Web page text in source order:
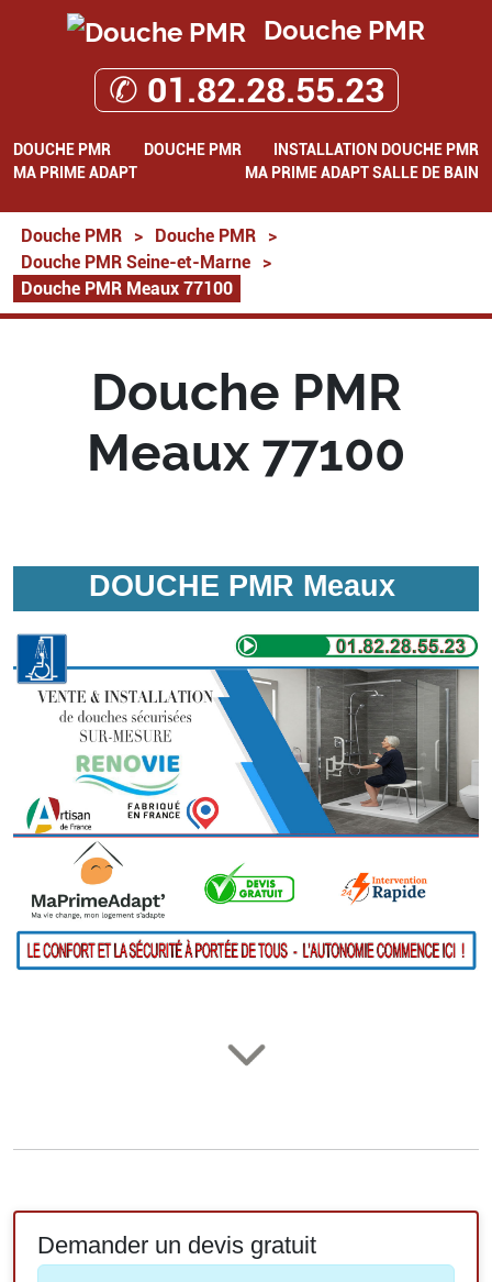
Douche PMR
✆ 01.82.28.55.23
DOUCHE PMR DOUCHE PMR
INSTALLATION DOUCHE PMR
MA PRIME ADAPT
MA PRIME ADAPT SALLE DE BAIN
Douche PMR > Douche PMR
>
Douche PMR Seine-et-Marne
>
Douche PMR Meaux 77100
Douche PMR
Meaux 77100
DOUCHE PMR Meaux
Demander un devis gratuit